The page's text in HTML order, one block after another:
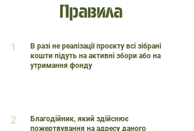
Правила
В разі не реалізації проєкту всі зібрані
кошти підуть на активні збори або на
утримання фонду
1
Благодійник, який здійснює
пожертвування на адресу даного
2